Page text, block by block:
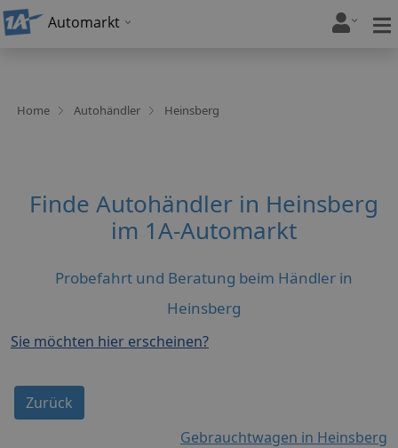
Automarkt
Home Autohändler Heinsberg
Finde Autohändler in Heinsberg
im 1A-Automarkt
Probefahrt und Beratung beim Händler in
Heinsberg
Sie möchten hier erscheinen?
Zurück
Gebrauchtwagen in Heinsberg